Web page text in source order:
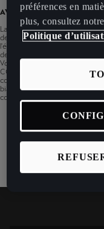
AVERTISSEMENT
La disponibilité des services
des modèles, de leurs
l'équipement du véhicule.
des services d'une voiture
Vous pouvez également
CONNECT dans cet outil,
contenu sont réservées.
biais de mises à jour
contacter votre spécialiste du
préférences en
plus, consultez
Politique